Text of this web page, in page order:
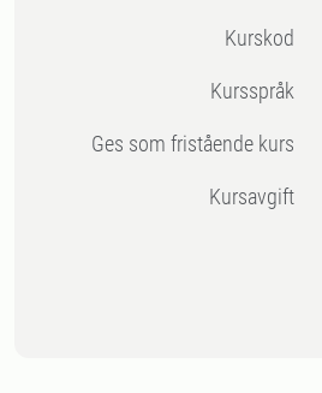
Kurskod
Kursspråk
Ges som fristående kurs
Kursavgift